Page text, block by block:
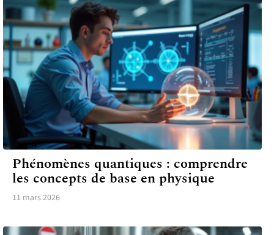
TECH
Phénomènes quantiques : comprendre
les concepts de base en physique
11 mars 2026